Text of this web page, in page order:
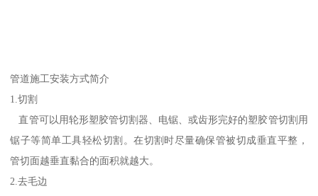
管道施工安装方式简介
1.切割
直管可以用轮形塑胶管切割器、电锯、或齿形完好的塑胶管切割用
锯子等简单工具轻松切割。在切割时尽量确保管被切成垂直平整，
管切面越垂直黏合的面积就越大。
2.去毛边